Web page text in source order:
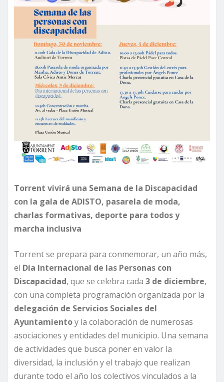
Torrent vivirá una Semana de la Discapacidad
con la gala de ADISTO, pasarela de moda,
charlas formativas, deporte para todos y
marcha inclusiva
Torrent se prepara para conmemorar, un año más,
el Día Internacional de las Personas con
Discapacidad, que se celebra cada 3 de diciembre,
con una completa programación organizada por la
delegación de Servicios Sociales del
Ayuntamientoy la colaboración de numerosas
asociaciones y entidades del municipio. Una semana
de actividades que busca poner en valor la
diversidad, la inclusión y el trabajo que realizan
durante todo el año los colectivos vinculados a la